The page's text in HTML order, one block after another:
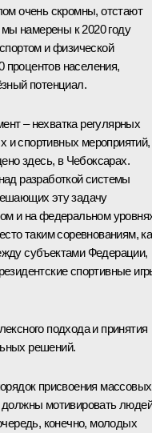
очень скромны, отстают
намерены к 2020 году
и физической
процентов населения,
потенциал.
– нехватка регулярных
и спортивных мероприятий,
здесь, в Чебоксарах.
разработкой системы
эту задачу
и на федеральном
таким соревнованиям,
субъектами Федерации,
спортивные
подхода и принятия
решений.
присвоения массовых
должны мотивировать людей
конечно, молодых